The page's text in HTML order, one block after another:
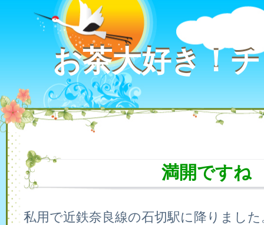
お茶大好き！
お茶大好き！
満開ですね
私用で近鉄奈良線の石切駅に降りました